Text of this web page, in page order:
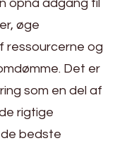
opnå adgang til
øge
ressourcerne og
Det er
som en del af
rigtige
bedste